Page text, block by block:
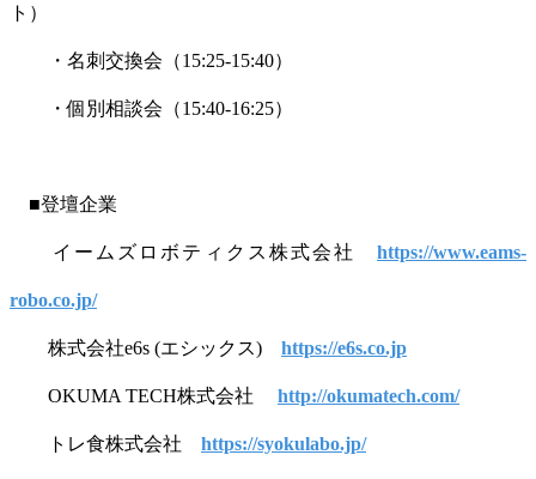
ト）
・名刺交換会（15:25-15:40）
・個別相談会（15:40-16:25）
■登壇企業
イームズロボティクス株式会社 https://www.eams-
robo.co.jp/
株式会社e6s (エシックス) https://e6s.co.jp
OKUMA TECH株式会社 http://okumatech.com/
トレ食株式会社 https://syokulabo.jp/